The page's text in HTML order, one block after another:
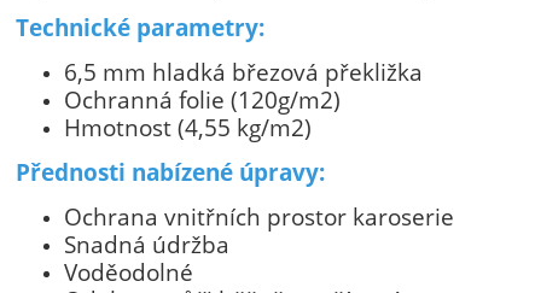
Technické parametry:
6,5 mm hladká březová překližka
Ochranná folie (120g/m2)
Hmotnost (4,55 kg/m2)
Přednosti nabízené úpravy:
Ochrana vnitřních prostor karoserie
Snadná údržba
Voděodolné